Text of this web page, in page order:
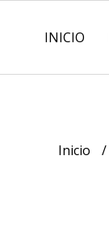
INICIO
Inicio